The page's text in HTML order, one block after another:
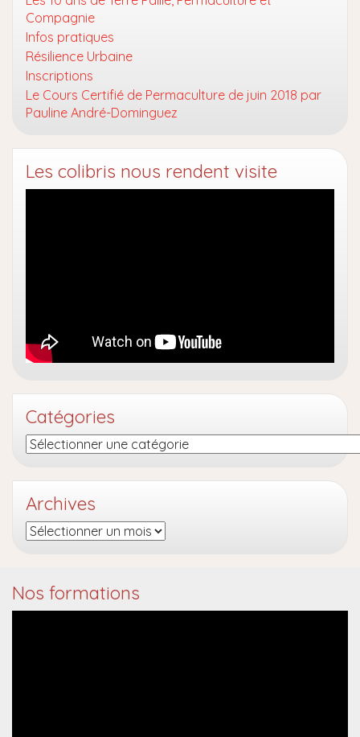
Compagnie
Infos pratiques
Résilience Urbaine
Inscriptions
Le Cours Certifié de Permaculture de juin 2018 par
Pauline André-Dominguez
Les colibris nous rendent visite
Catégories
Catégories
Archives
Archives
Nos formations